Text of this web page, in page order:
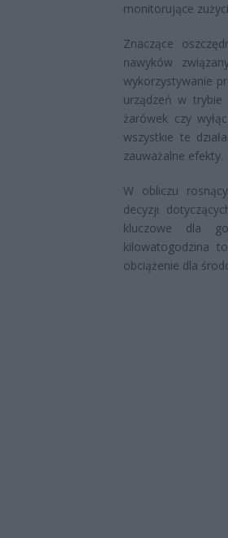
monitorujące
Znaczące
nawyków
wykorzystywanie
urządzeń w trybie
żarówek czy
wszystkie te
zauważalne efekty.
W obliczu
decyzji
kluczowe dla
kilowatogodzina
obciążenie dla